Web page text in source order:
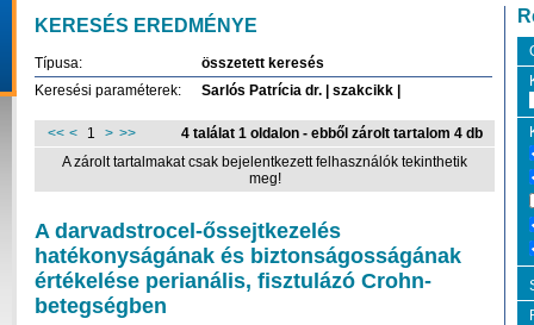
KERESÉS EREDMÉNYE
Típusa:
összetett keresés
Keresési paraméterek:
Sarlós Patrícia dr. | szakcikk |
<< < 1 > >>
4 találat 1 oldalon - ebből zárolt tartalom 4 db
A zárolt tartalmakat csak bejelentkezett felhasználók tekinthetik
meg!
A darvadstrocel-őssejtkezelés
hatékonyságának és biztonságosságának
értékelése perianális, fisztulázó Crohn-
betegségben